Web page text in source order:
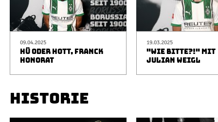
09.04.2025
HÜ ODER HOTT, FRANCK
HONORAT
19.03.2025
"WIE BITTE?!" MIT
JULIAN WEIGL
HISTORIE